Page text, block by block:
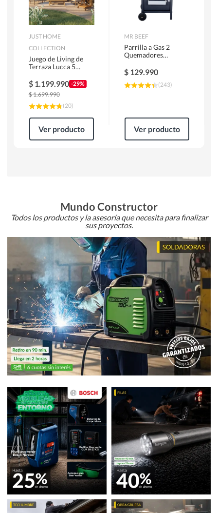
JUST HOME
COLLECTION
Juego de Living de
Terraza Lucca 5
$ 1.199.990 -29%
$1.699.990
(20)
Ver producto
MR BEEF
Parrilla a Gas 2
Quemadores
$ 129.990
(243)
Ver producto
Mundo Constructor
Todos los productos y la asesoría que necesita para finalizar
sus proyectos.